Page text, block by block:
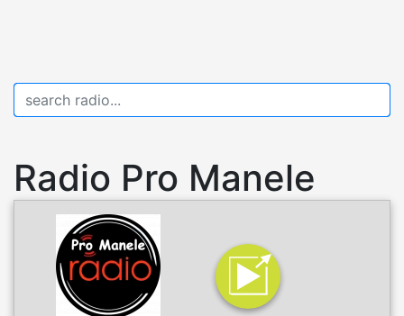
Radio Pro Manele